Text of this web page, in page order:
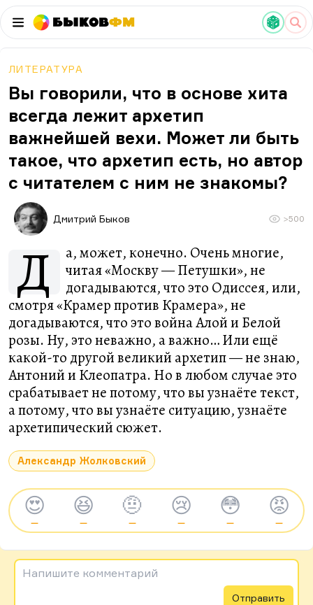
БыковФМ
ЛИТЕРАТУРА
Вы говорили, что в основе хита
всегда лежит архетип
важнейшей вехи. Может ли быть
такое, что архетип есть, но автор
с читателем с ним не знакомы?
Дмитрий Быков >500
Д
а, может, конечно. Очень многие,
читая «Москву — Петушки», не
догадываются, что это Одиссея, или,
смотря «Крамер против Крамера», не
догадываются, что это война Алой и Белой
розы. Ну, это неважно, а важно… Или ещё
какой-то другой великий архетип — не знаю,
Антоний и Клеопатра. Но в любом случае это
срабатывает не потому, что вы узнаёте текст,
а потому, что вы узнаёте ситуацию, узнаёте
архетипический сюжет.
Александр Жолковский
😍
—
😆
—
🤨
—
😢
—
😳
—
😡
—
Напишите комментарий
Отправить